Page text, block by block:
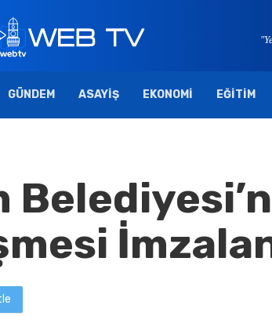
GÜNDEM ASAYIŞ EKONOMI EĞITIM